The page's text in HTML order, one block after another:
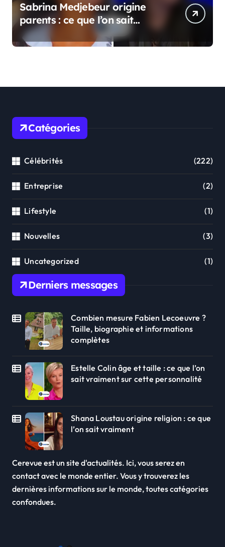
Sabrina Medjebeur origine
parents : ce que l’on sait
réellement sur ses origines
familiales
Catégories
Célébrités (222)
Entreprise (2)
Lifestyle (1)
Nouvelles (3)
Uncategorized (1)
Derniers messages
Combien mesure Fabien Lecoeuvre ?
Taille, biographie et informations
complètes
Estelle Colin âge et taille : ce que l’on
sait vraiment sur cette personnalité
Shana Loustau origine religion : ce que
l’on sait vraiment
Cerevue est un site d'actualités. Ici, vous serez en
contact avec le monde entier. Vous y trouverez les
dernières informations sur le monde, toutes catégories
confondues.